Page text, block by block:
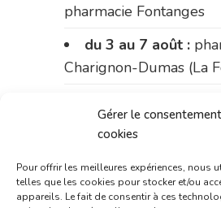
Gérer le
cookies
Pour offrir les meilleures expériences, nous
telles que les cookies pour stocker et/ou
appareils. Le fait de consentir à ces
pharmacie Fontanges
du 3 au 7 août :
Charignon-Dumas (La
Bonnemaire (rue Saint-
du marché (2 allées
Briand)